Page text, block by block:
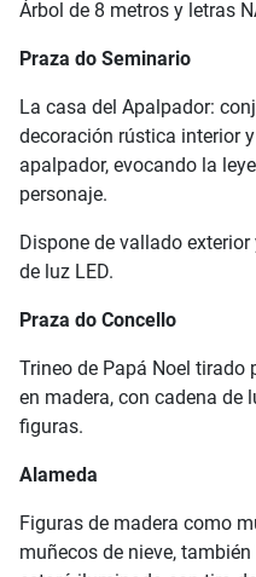
Árbol de 8 metros y letras
Praza do Seminario
La casa del Apalpador:
decoración rústica interior
apalpador, evocando la
personaje.
Dispone de vallado
de luz LED.
Praza do Concello
Trineo de Papá Noel
en madera, con cadena de
figuras.
Alameda
Figuras de madera como
muñecos de nieve,